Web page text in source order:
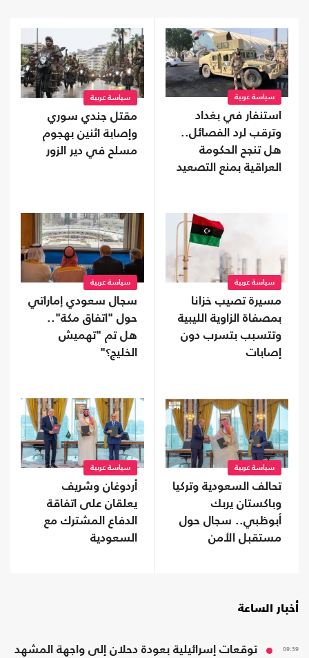
سياسة عربية
استنفار في بغداد
وترقب لرد الفصائل..
هل تنجح الحكومة
العراقية بمنع التصعيد
سياسة عربية
مقتل جندي سوري
وإصابة اثنين بهجوم
مسلح في دير الزور
سياسة عربية
مسيرة تصيب خزانا
بمصفاة الزاوية الليبية
وتتسبب بتسرب دون
إصابات
سياسة عربية
سجال سعودي إماراتي
حول "اتفاق مكة"..
هل تم "تهميش
الخليج؟"
سياسة عربية
تحالف السعودية وتركيا
وباكستان يربك
أبوظبي.. سجال حول
مستقبل الأمن
سياسة عربية
أردوغان وشريف
يعلقان على اتفاقة
الدفاع المشترك مع
السعودية
أخبار الساعة
09:39 توقعات إسرائيلية بعودة دحلان إلى واجهة المشهد